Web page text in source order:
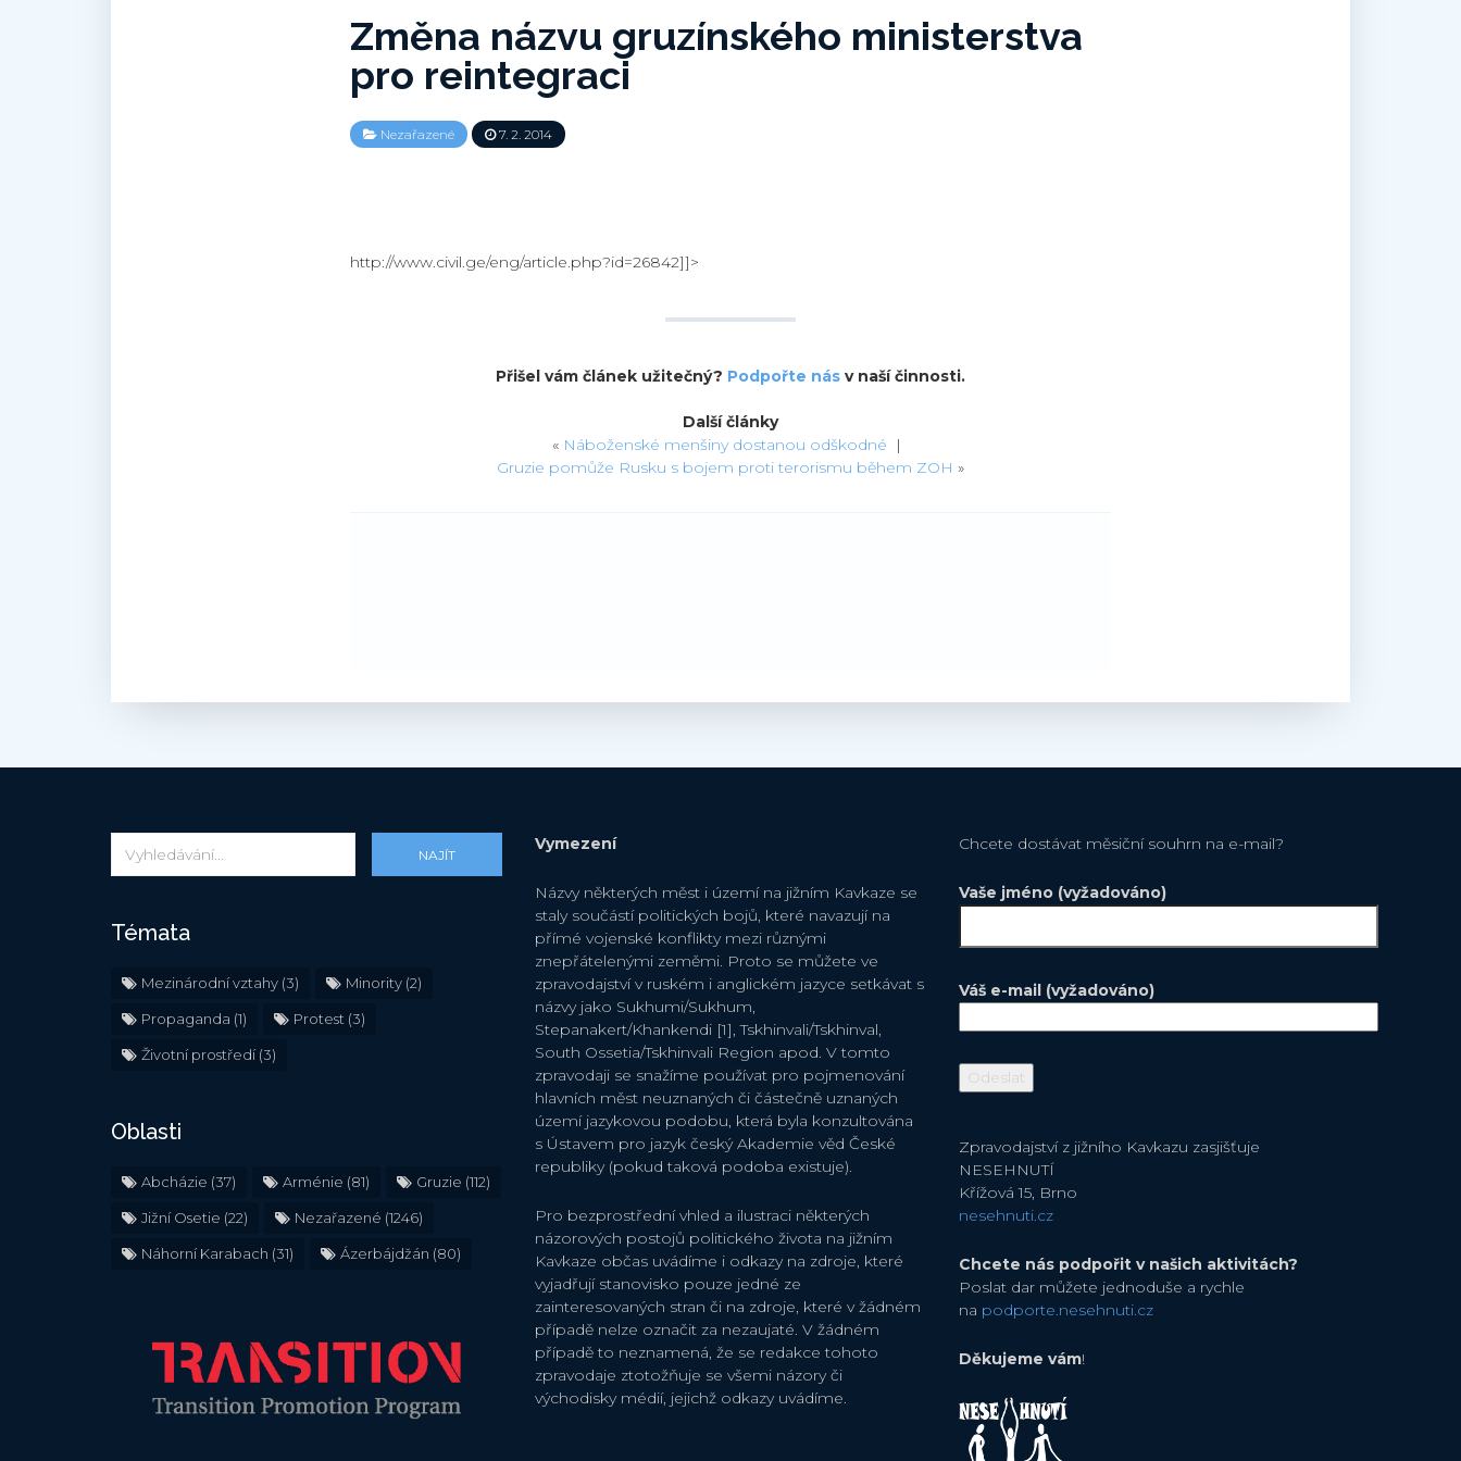
Změna názvu gruzínského ministerstva
pro reintegraci
Nezařazené 7. 2. 2014
http://www.civil.ge/eng/article.php?id=26842]]>
Přišel vám článek užitečný? Podpořte nás v naší činnosti.
Další články
« Náboženské menšiny dostanou odškodné |
Gruzie pomůže Rusku s bojem proti terorismu během ZOH »
NAJÍT
Témata
Mezinárodní vztahy (3) Minority (2)
Propaganda (1) Protest (3)
Životní prostředí(3)
Oblasti
Abcházie (37) Arménie (81) Gruzie (112)
Jižní Osetie (22) Nezařazené (1246)
Náhorní Karabach (31) Ázerbájdžán (80)
Vymezení
Názvy některých měst i území na jižním Kavkaze se
staly součástí politických bojů, které navazují na
přímé vojenské konflikty mezi různými
znepřátelenými zeměmi. Proto se můžete ve
zpravodajství v ruském i anglickém jazyce setkávat s
názvy jako Sukhumi/Sukhum,
Stepanakert/Khankendi [1], Tskhinvali/Tskhinval,
South Ossetia/Tskhinvali Region apod. V tomto
zpravodaji se snažíme používat pro pojmenování
hlavních měst neuznaných či částečně uznaných
území jazykovou podobu, která byla konzultována
s Ústavem pro jazyk český Akademie věd České
republiky (pokud taková podoba existuje).
Pro bezprostřední vhled a ilustraci některých
názorových postojů politického života na jižním
Kavkaze občas uvádíme i odkazy na zdroje, které
vyjadřují stanovisko pouze jedné ze
zainteresovaných stran či na zdroje, které v žádném
případě nelze označit za nezaujaté. V žádném
případě to neznamená, že se redakce tohoto
zpravodaje ztotožňuje se všemi názory či
východisky médií, jejichž odkazy uvádíme.
Chcete dostávat měsiční souhrn na e-mail?
Vaše jméno (vyžadováno)
Váš e-mail (vyžadováno)
Zpravodajství z jižního Kavkazu zasjišťuje
NESEHNUTÍ
Křížová 15, Brno
nesehnuti.cz
Chcete nás podpořit v našich aktivitách?
Poslat dar můžete jednoduše a rychle
na podporte.nesehnuti.cz
Děkujeme vám!